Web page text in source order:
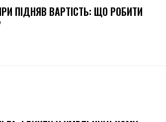
ПІДНЯВ ВАРТІСТЬ: ЩО РОБИТИ